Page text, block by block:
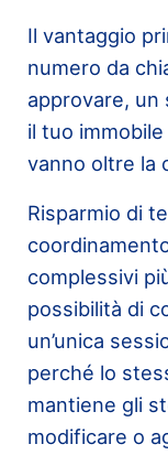
Il vantaggio
numero da
approvare,
il tuo
vanno oltre la
Risparmio di
complessivi
possibilità di
un’unica
perché lo
mantiene gli
modificare o